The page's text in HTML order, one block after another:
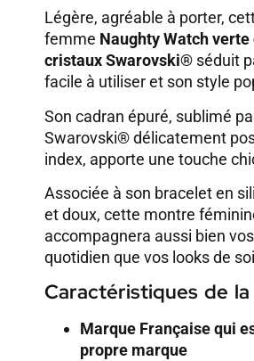
Légère, agréable à porter,
femme Naughty Watch verte
cristaux Swarovski® séduit
facile à utiliser et son style
Son cadran épuré, sublimé
Swarovski® délicatement
index, apporte une touche
Associée à son bracelet en
et doux, cette montre
accompagnera aussi bien
quotidien que vos looks de
Caractéristiques de
Marque Française qui
propre marque